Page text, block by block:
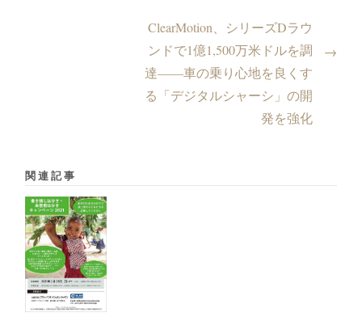
ClearMotion、シリーズDラウ
ンドで1億1,500万米ドルを調
達——車の乗り心地を良くす
る「デジタルシャーシ」の開
発を強化
→
関連記事